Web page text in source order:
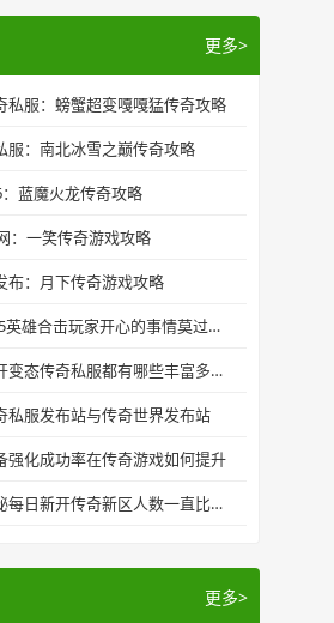
更多>
私服：螃蟹超变嘎嘎猛传奇攻略
服：南北冰雪之巅传奇攻略
蓝魔火龙传奇攻略
：一笑传奇游戏攻略
布：月下传奇游戏攻略
新开传奇：1.85英雄合击玩家开心的事情莫过于-打造装备
新开传奇：新开变态传奇私服都有哪些丰富多彩的玩法
私服发布站与传奇世界发布站
强化成功率在传奇游戏如何提升
新开传奇：揭秘每日新开传奇新区人数一直比老区火爆原因
更多>